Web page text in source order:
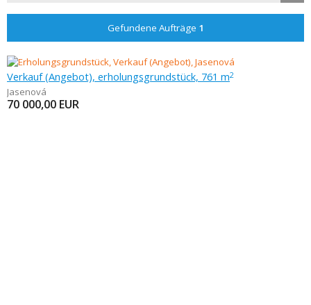
Gefundene Aufträge 1
Verkauf (Angebot), erholungsgrundstück, 761 m2
Jasenová
70 000,00 EUR